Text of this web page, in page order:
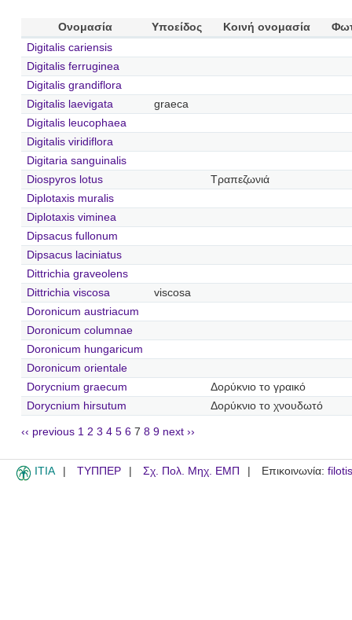
Ονομασία Υποείδος Κοινή ονομασία
Digitalis cariensis
Digitalis ferruginea
Digitalis grandiflora
Digitalis laevigata
graeca
Digitalis leucophaea
Digitalis viridiflora
Digitaria sanguinalis
Diospyros lotus
Τραπεζωνιά
Diplotaxis muralis
Diplotaxis viminea
Dipsacus fullonum
Dipsacus laciniatus
Dittrichia graveolens
Dittrichia viscosa
viscosa
Doronicum austriacum
Doronicum columnae
Doronicum hungaricum
Doronicum orientale
Dorycnium graecum
Δορύκνιο το γραικό
Dorycnium hirsutum
Δορύκνιο το χνουδωτό
‹‹ previous 1 2 3 4 5 6 7 8 9 next ››
ITIA ΤΥΠΠΕΡ Σχ. Πολ. Μηχ. ΕΜΠ Επικοινωνία: